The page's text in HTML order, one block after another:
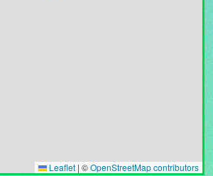
Leaflet | ©OpenStreetMap contributors